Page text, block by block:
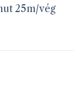
25m/vég